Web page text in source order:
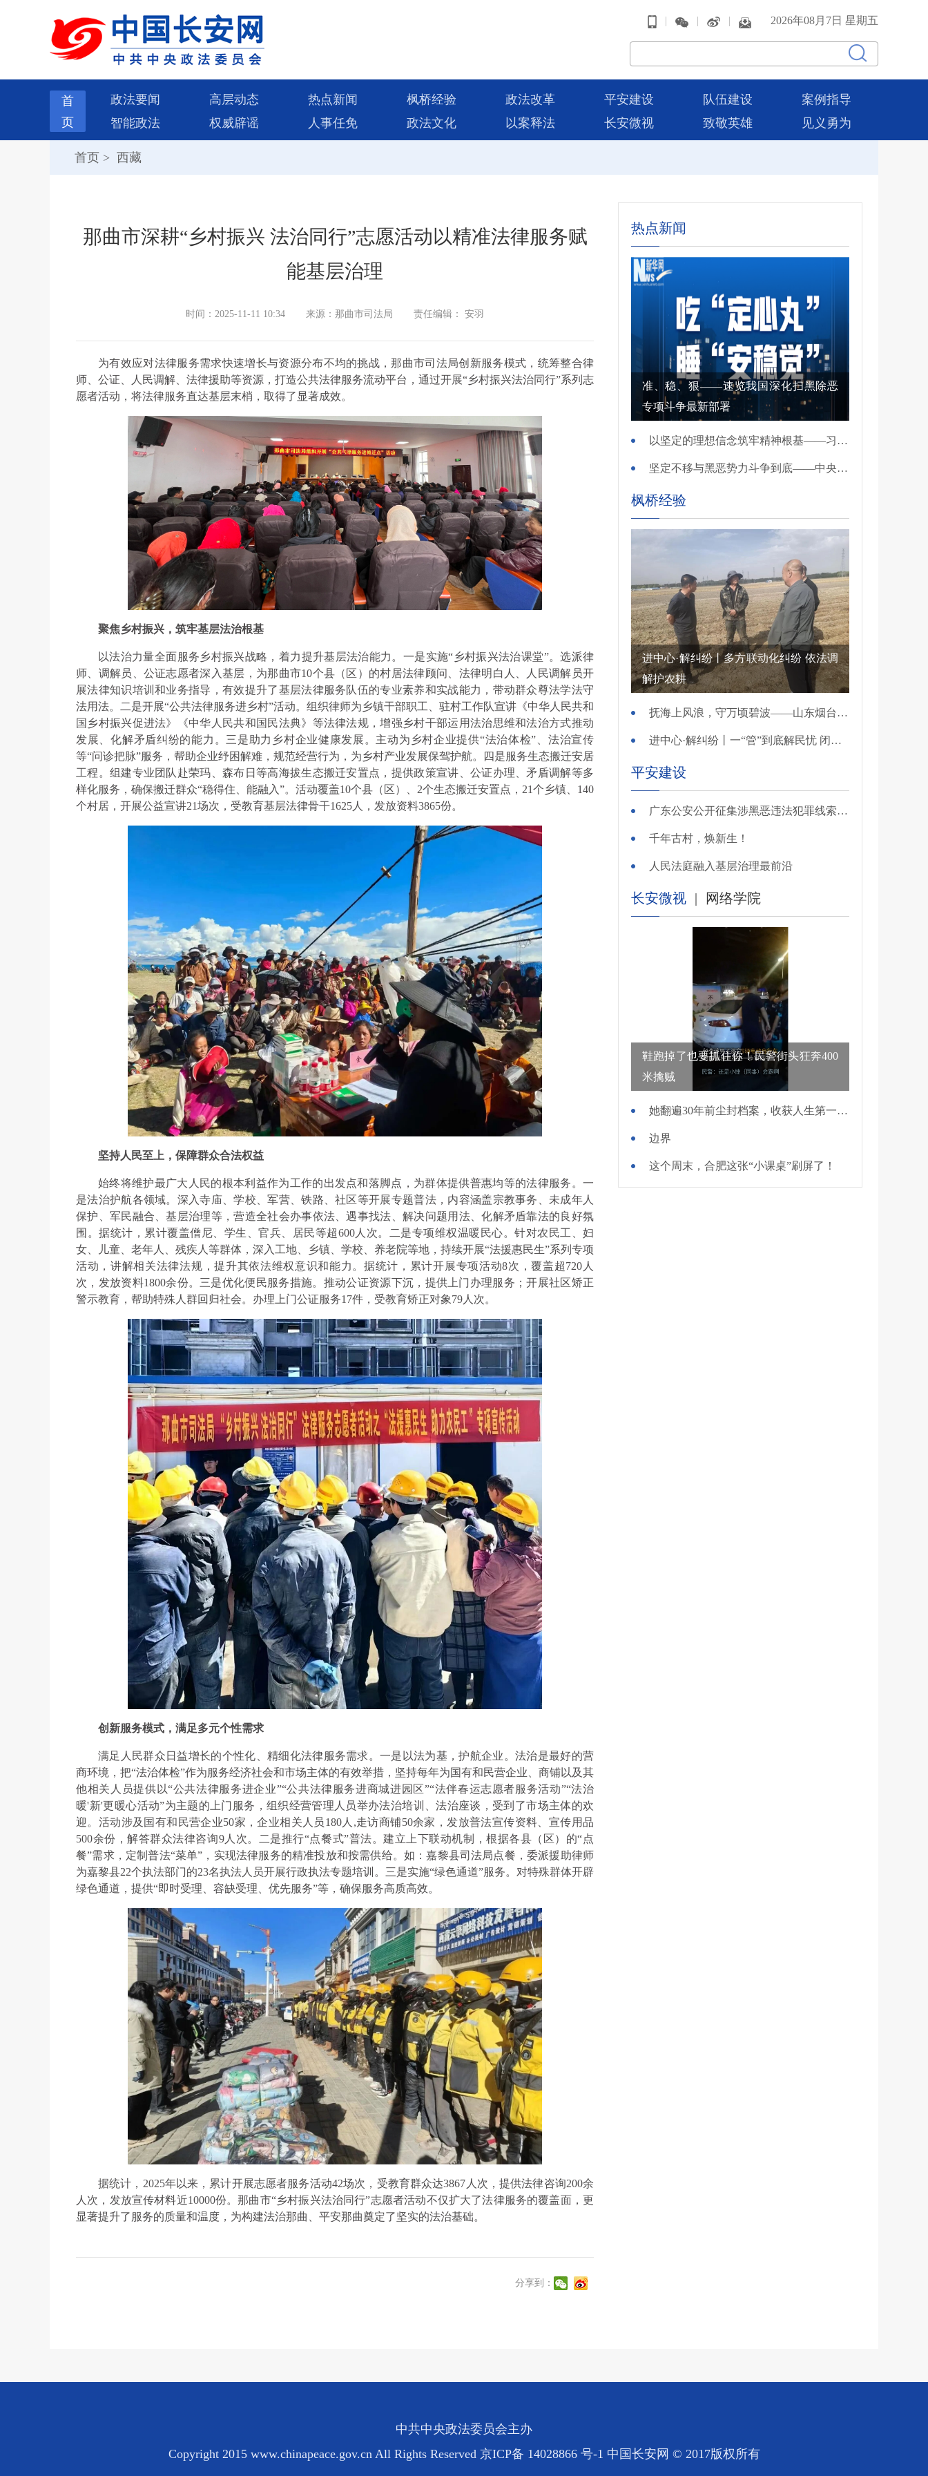
| | | 2026年08月7日 星期五
首
页
政法要闻 高层动态 热点新闻 枫桥经验 政法改革 平安建设 队伍建设
案例指导
智能政法
权威辟谣 人事任免 政法文化 以案释法 长安微视 致敬英雄 见义勇为
首页 > 西藏
那曲市深耕“乡村振兴 法治同行”志愿活动以精准法律服务赋
能基层治理
时间：2025-11-11 10:34 来源：那曲市司法局 责任编辑： 安羽
为有效应对法律服务需求快速增长与资源分布不均的挑战，那曲市司法局创新服务模式，统筹整合律
师、公证、人民调解、法律援助等资源，打造公共法律服务流动平台，通过开展“乡村振兴法治同行”系列志
愿者活动，将法律服务直达基层末梢，取得了显著成效。
聚焦乡村振兴，筑牢基层法治根基
以法治力量全面服务乡村振兴战略，着力提升基层法治能力。一是实施“乡村振兴法治课堂”。选派律
师、调解员、公证志愿者深入基层，为那曲市10个县（区）的村居法律顾问、法律明白人、人民调解员开
展法律知识培训和业务指导，有效提升了基层法律服务队伍的专业素养和实战能力，带动群众尊法学法守
法用法。二是开展“公共法律服务进乡村”活动。组织律师为乡镇干部职工、驻村工作队宣讲《中华人民共和
国乡村振兴促进法》《中华人民共和国民法典》等法律法规，增强乡村干部运用法治思维和法治方式推动
发展、化解矛盾纠纷的能力。三是助力乡村企业健康发展。主动为乡村企业提供“法治体检”、法治宣传
等“问诊把脉”服务，帮助企业纾困解难，规范经营行为，为乡村产业发展保驾护航。四是服务生态搬迁安居
工程。组建专业团队赴荣玛、森布日等高海拔生态搬迁安置点，提供政策宣讲、公证办理、矛盾调解等多
样化服务，确保搬迁群众“稳得住、能融入”。活动覆盖10个县（区）、2个生态搬迁安置点，21个乡镇、140
个村居，开展公益宣讲21场次，受教育基层法律骨干1625人，发放资料3865份。
坚持人民至上，保障群众合法权益
始终将维护最广大人民的根本利益作为工作的出发点和落脚点，为群体提供普惠均等的法律服务。一
是法治护航各领域。深入寺庙、学校、军营、铁路、社区等开展专题普法，内容涵盖宗教事务、未成年人
保护、军民融合、基层治理等，营造全社会办事依法、遇事找法、解决问题用法、化解矛盾靠法的良好氛
围。据统计，累计覆盖僧尼、学生、官兵、居民等超600人次。二是专项维权温暖民心。针对农民工、妇
女、儿童、老年人、残疾人等群体，深入工地、乡镇、学校、养老院等地，持续开展“法援惠民生”系列专项
活动，讲解相关法律法规，提升其依法维权意识和能力。据统计，累计开展专项活动8次，覆盖超720人
次，发放资料1800余份。三是优化便民服务措施。推动公证资源下沉，提供上门办理服务；开展社区矫正
警示教育，帮助特殊人群回归社会。办理上门公证服务17件，受教育矫正对象79人次。
创新服务模式，满足多元个性需求
满足人民群众日益增长的个性化、精细化法律服务需求。一是以法为基，护航企业。法治是最好的营
商环境，把“法治体检”作为服务经济社会和市场主体的有效举措，坚持每年为国有和民营企业、商铺以及其
他相关人员提供以“公共法律服务进企业”“公共法律服务进商城进园区”“法伴春运志愿者服务活动”“法治
暖'新'更暖心活动”为主题的上门服务，组织经营管理人员举办法治培训、法治座谈，受到了市场主体的欢
迎。活动涉及国有和民营企业50家，企业相关人员180人,走访商铺50余家，发放普法宣传资料、宣传用品
500余份，解答群众法律咨询9人次。二是推行“点餐式”普法。建立上下联动机制，根据各县（区）的“点
餐”需求，定制普法“菜单”，实现法律服务的精准投放和按需供给。如：嘉黎县司法局点餐，委派援助律师
为嘉黎县22个执法部门的23名执法人员开展行政执法专题培训。三是实施“绿色通道”服务。对特殊群体开辟
绿色通道，提供“即时受理、容缺受理、优先服务”等，确保服务高质高效。
据统计，2025年以来，累计开展志愿者服务活动42场次，受教育群众达3867人次，提供法律咨询200余
人次，发放宣传材料近10000份。那曲市“乡村振兴法治同行”志愿者活动不仅扩大了法律服务的覆盖面，更
显著提升了服务的质量和温度，为构建法治那曲、平安那曲奠定了坚实的法治基础。
分享到：
热点新闻
准、稳、狠——速览我国深化扫黑除恶
专项斗争最新部署
以坚定的理想信念筑牢精神根基——习近平党建思想理论品格系列述评之一
坚定不移与黑恶势力斗争到底——中央政法委负责同志就开展深化扫黑除恶专项斗争有关问题答记者问
枫桥经验
进中心·解纠纷丨多方联动化纠纷 依法调
解护农耕
抚海上风浪，守万顷碧波——山东烟台把矛盾化解在微澜未起时
进中心·解纠纷丨一“管”到底解民忧 闭环调处化纠纷
平安建设
广东公安公开征集涉黑恶违法犯罪线索，26个举报电话公布
千年古村，焕新生！
人民法庭融入基层治理最前沿
长安微视 | 网络学院
鞋跑掉了也要抓住你！民警街头狂奔400
米擒贼
她翻遍30年前尘封档案，收获人生第一面锦旗
边界
这个周末，合肥这张“小课桌”刷屏了！
中共中央政法委员会主办
Copyright 2015 www.chinapeace.gov.cn All Rights Reserved 京ICP备 14028866 号-1 中国长安网 © 2017版权所有